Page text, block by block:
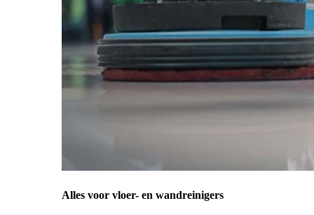
Alles voor vloer- en wandreinigers